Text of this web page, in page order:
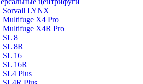
Sorvall LYNX
Multifuge X4 Pro
Multifuge X4R Pro
SL 8
SL 8R
SL 16
SL 16R
SL4 Plus